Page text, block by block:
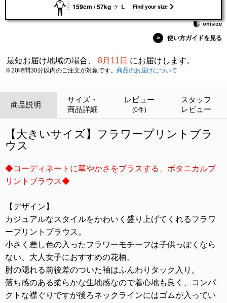
159cm / 57kg L Find your size
> 使い方ガイドを見る
最短お届け地域の場合、 8月11日 にお届けします。
※20時間30分以内のご注文が対象です。 商品のお届けについて
商品説明
サイズ・
商品詳細
レビュー
(0件)
スタッフ
レビュー
【大きいサイズ】フラワープリントブラ
ウス
◆コーディネートに華やかさをプラスする、ボタニカルプ
リントブラウス◆
【デザイン】
カジュアルなスタイルをかわいく盛り上げてくれるフラワ
ープリントブラウス。
小さく差し色の入ったフラワーモチーフは子供っぽくなら
ない、大人女子におすすめの花柄。
肘の隠れる前後差のついた袖はふんわりタック入り。
落ち感のある柔らかな生地感なので着心地も良く、コンパ
クトな襟ぐりですが後ろネックラインにはゴムが入ってい